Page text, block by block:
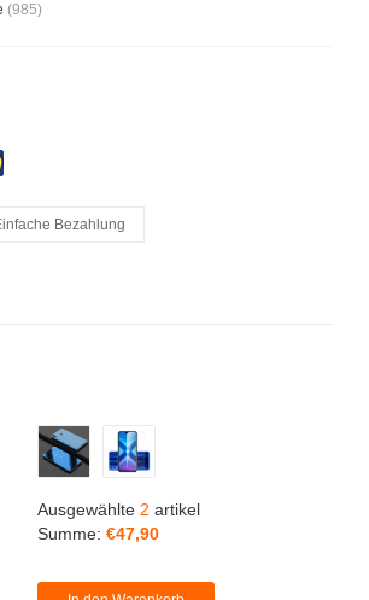
(985)
Bezahlung
Ultra Dünn Schutzhülle
Ausgewählte 2 artikel
Summe: €47,90